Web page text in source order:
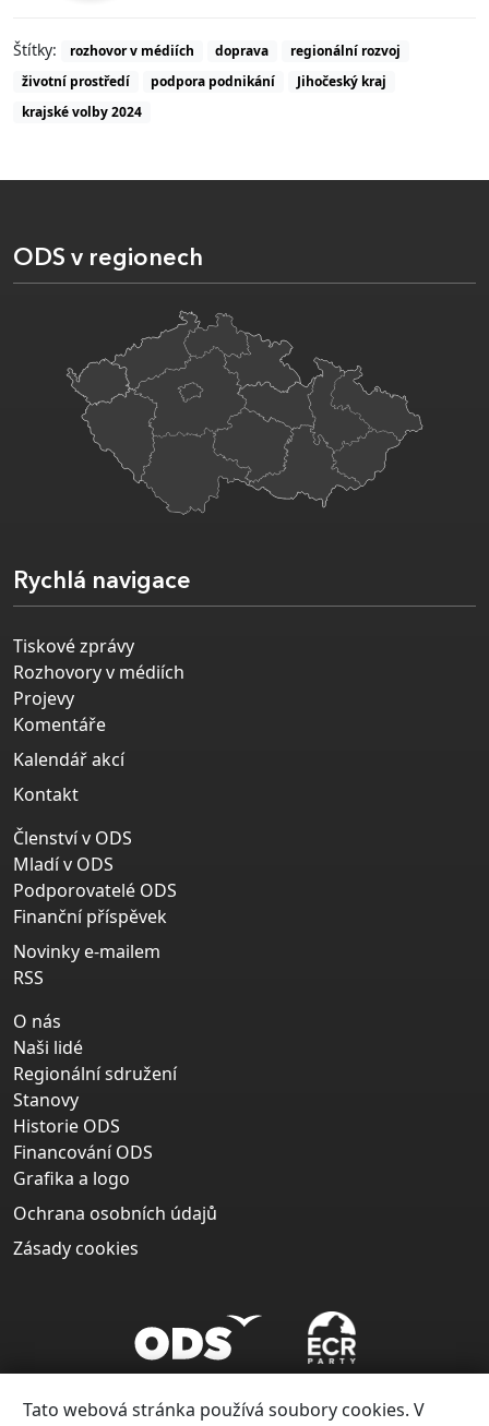
Štítky: rozhovor v médiích doprava
regionální rozvoj
životní prostředí
podpora podnikání
Jihočeský kraj
krajské volby 2024
ODS v regionech
Rychlá navigace
Tiskové zprávy
Rozhovory v médiích
Projevy
Komentáře
Kalendář akcí
Kontakt
Členství v ODS
Mladí v ODS
Podporovatelé ODS
Finanční příspěvek
Novinky e-mailem
RSS
O nás
Naši lidé
Regionální sdružení
Stanovy
Historie ODS
Financování ODS
Grafika a logo
Ochrana osobních údajů
Zásady cookies
Tato webová stránka používá soubory cookies. V